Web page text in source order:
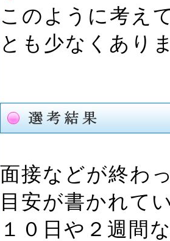
このように考え
とも少なくあり
面接などが終わ
目安が書かれて
１０日や２週間